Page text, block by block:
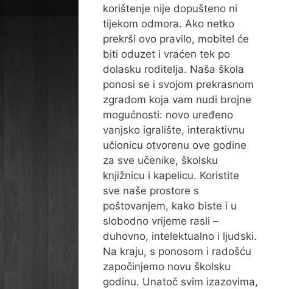
korištenje nije dopušteno ni
tijekom odmora. Ako netko
prekrši ovo pravilo, mobitel će
biti oduzet i vraćen tek po
dolasku roditelja. Naša škola
ponosi se i svojom prekrasnom
zgradom koja vam nudi brojne
mogućnosti: novo uređeno
vanjsko igralište, interaktivnu
učionicu otvorenu ove godine
za sve učenike, školsku
knjižnicu i kapelicu. Koristite
sve naše prostore s
poštovanjem, kako biste i u
slobodno vrijeme rasli –
duhovno, intelektualno i ljudski.
Na kraju, s ponosom i radošću
započinjemo novu školsku
godinu. Unatoč svim izazovima,